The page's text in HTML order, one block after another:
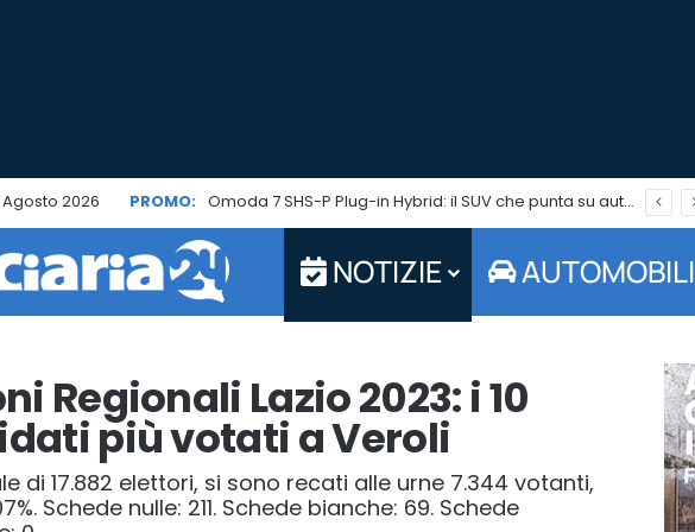
2026 PROMO: Omoda 7 SHS-P Plug-in Hybrid: il SUV che punta su autonomia ed efficienza è in promo per tutto agosto
NOTIZIE AUTOMOBILI
Regionali Lazio 2023: i 10
più votati a Veroli
di 17.882 elettori, si sono recati alle urne 7.344 votanti,
Schede nulle: 211. Schede bianche: 69. Schede